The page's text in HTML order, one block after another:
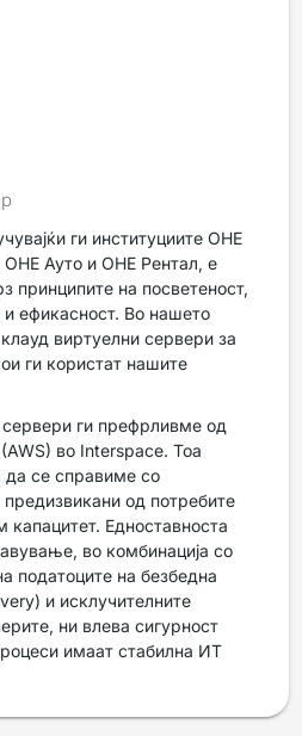
ги институциите ОНЕ
Ауто и ОНЕ Рентал, е
принципите на посветеност,
и ефикасност. Во нашето
виртуелни сервери за
ги користат нашите
ги префрливме од
во Interspace. Тоа
да се справиме со
од потребите
капацитет. Едноставноста
во комбинација со
податоците на безбедна
и исклучителните
ни влева сигурност
имаат стабилна ИТ